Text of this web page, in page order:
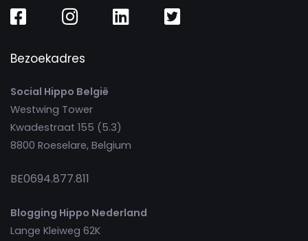
Bezoekadres
Social Hippo België
Westwing Tower
Kwadestraat 155 (5.3)
8800 Roeselare, Belgium
BE0694.877.811
Blogging Hippo Nederland
Lange Kleiweg 62K